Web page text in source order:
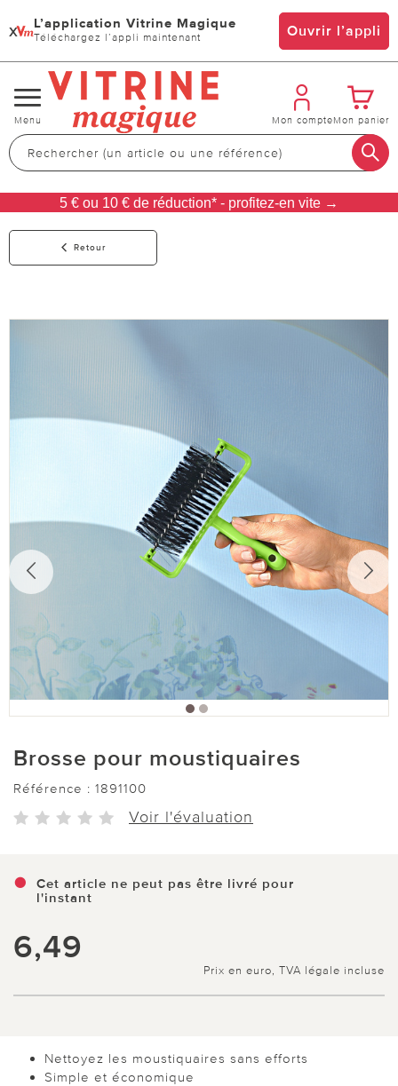
x L’application Vitrine Magique
Téléchargez l’appli maintenant Ouvrir l’appli
Changer
de
navigation
Menu Mon compteMon panier
5 € ou 10 € de réduction* - profitez-en vite →
Retour
Brosse pour moustiquaires
Référence : 1891100
Voir l'évaluation
Cet article ne peut pas être livré pour
l'instant
6,49
Prix en euro, TVA légale incluse
Nettoyez les moustiquaires sans efforts
Simple et économique